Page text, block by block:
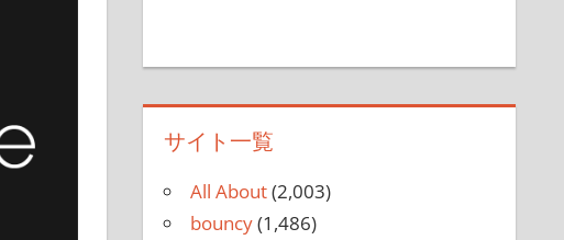
サイト一覧
All About(2,003)
bouncy(1,486)